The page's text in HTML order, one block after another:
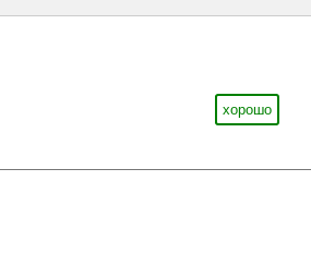
хорошо